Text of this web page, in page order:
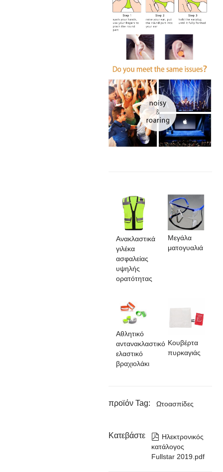
Ανακλαστικά
γιλέκα
ασφαλείας
υψηλής
ορατότητας
Μεγάλα
ματογυαλιά
Αθλητικό
αντανακλαστικό
ελαστικό
βραχιολάκι
Κουβέρτα
πυρκαγιάς
προϊόν Tag: Ωτοασπίδες
Κατεβάστε  Ηλεκτρονικός
κατάλογος
Fullstar 2019.pdf